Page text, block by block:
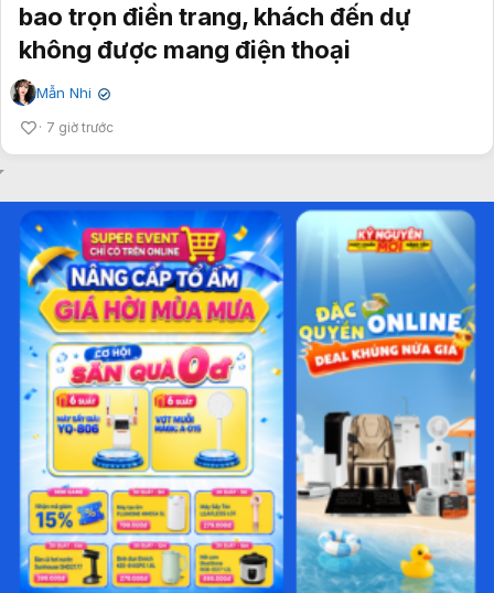
bao trọn điền trang, khách đến dự
không được mang điện thoại
Mẫn Nhi ✔
7 giờ trước